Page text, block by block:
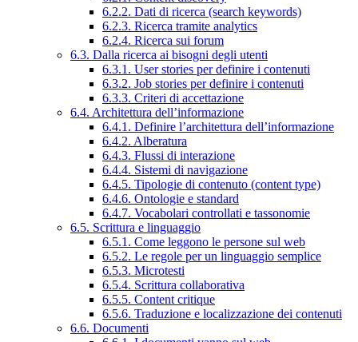
6.2.2. Dati di ricerca (search keywords)
6.2.3. Ricerca tramite analytics
6.2.4. Ricerca sui forum
6.3. Dalla ricerca ai bisogni degli utenti
6.3.1. User stories per definire i contenuti
6.3.2. Job stories per definire i contenuti
6.3.3. Criteri di accettazione
6.4. Architettura dell’informazione
6.4.1. Definire l’architettura dell’informazione
6.4.2. Alberatura
6.4.3. Flussi di interazione
6.4.4. Sistemi di navigazione
6.4.5. Tipologie di contenuto (content type)
6.4.6. Ontologie e standard
6.4.7. Vocabolari controllati e tassonomie
6.5. Scrittura e linguaggio
6.5.1. Come leggono le persone sul web
6.5.2. Le regole per un linguaggio semplice
6.5.3. Microtesti
6.5.4. Scrittura collaborativa
6.5.5. Content critique
6.5.6. Traduzione e localizzazione dei contenuti
6.6. Documenti